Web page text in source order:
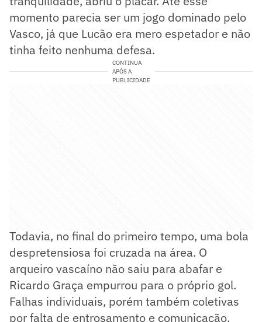
momento parecia ser um jogo dominado pelo
Vasco, já que Lucão era mero espetador e não
tinha feito nenhuma defesa.
CONTINUA
APÓS A
PUBLICIDADE
Todavia, no final do primeiro tempo, uma bola
despretensiosa foi cruzada na área. O
arqueiro vascaíno não saiu para abafar e
Ricardo Graça empurrou para o próprio gol.
Falhas individuais, porém também coletivas
por falta de entrosamento e comunicação.